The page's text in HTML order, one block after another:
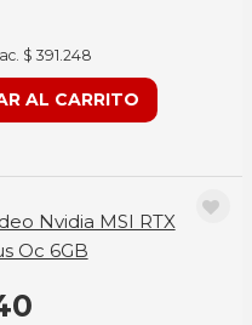
$ 391.248
AL CARRITO
Nvidia MSI RTX
Oc 6GB